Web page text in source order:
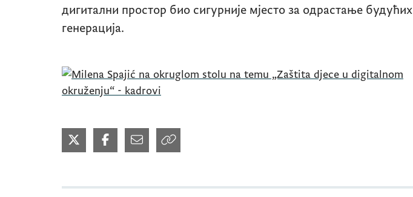
дигитални простор био сигурније мјесто за одрастање будућих
генерација.